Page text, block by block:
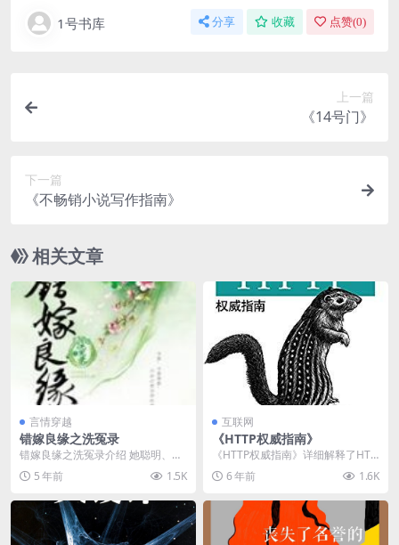
1号书库 分享 收藏 点赞(0)
上一篇
《14号门》
下一篇
《不畅销小说写作指南》
相关文章
言情穿越
错嫁良缘之洗冤录
错嫁良缘之洗冤录介绍 她聪明、美
丽、镇定、专业。身为近年来最年
轻的主检法医，她前...
5 年前 1.5K
互联网
《HTTP权威指南》
《HTTP权威指南》详细解释了HTT
P协议，包括HTTP是如何工作的，
如何用HT...
6 年前 1.6K